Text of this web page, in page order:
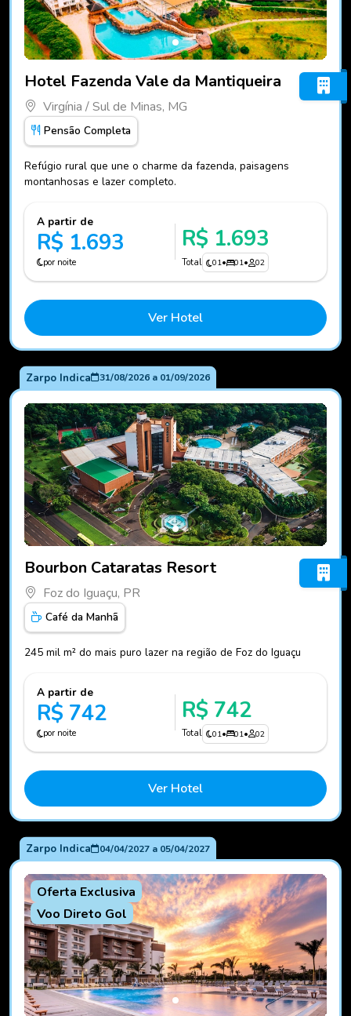
Hotel Fazenda Vale da Mantiqueira
Virgínia / Sul de Minas, MG
Pensão Completa
Refúgio rural que une o charme da fazenda, paisagens
montanhosas e lazer completo.
A partir de
R$ 1.693
por noite
R$ 1.693
Total 01• 01• 02
Ver Hotel
Zarpo Indica 31/08/2026a 01/09/2026
Bourbon Cataratas Resort
Foz do Iguaçu, PR
Café da Manhã
245 mil m² do mais puro lazer na região de Foz do Iguaçu
A partir de
R$ 742
por noite
R$ 742
Total 01• 01• 02
Ver Hotel
Zarpo Indica 04/04/2027a 05/04/2027
Oferta Exclusiva
Voo Direto Gol